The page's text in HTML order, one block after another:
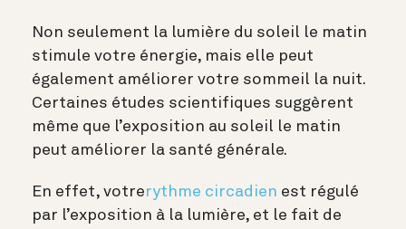
Non seulement la lumière du soleil le matin
stimule votre énergie, mais elle peut
également améliorer votre sommeil la nuit.
Certaines études scientifiques suggèrent
même que l’exposition au soleil le matin
peut améliorer la santé générale.
En effet, votrerythme circadien est régulé
par l’exposition à la lumière, et le fait de